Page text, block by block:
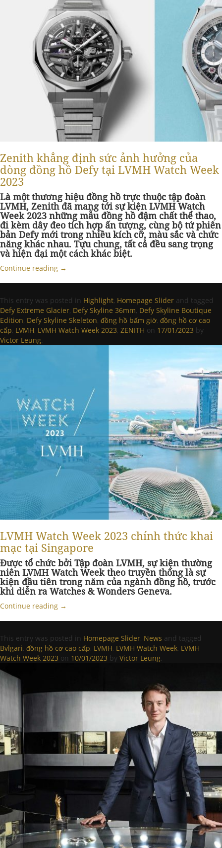
Zenith khẳng định sức ảnh hưởng của
dòng đồng hồ Defy tại LVMH Watch Week
2023
Là một thương hiệu đồng hồ trực thuộc tập đoàn
LVMH, Zenith đã mang tới sự kiện LVMH Watch
Week 2023 những mẫu đồng hồ đậm chất thể thao,
đi kèm dây đeo tích hợp ấn tượng, cùng bộ tứ phiên
bản Defy mới trong nhiều kích cỡ, màu sắc và chức
năng khác nhau. Tựu chung, tất cả đều sang trọng
và hiện đại một cách khác biệt.
Continue reading →
This entry was posted in Highlight, Homepage Slider and tagged
Defy Extreme Glacier, Defy Skyline 36mm, Defy Skyline Boutique
Edition, Defy Skyline Skeleton, đồng hồ bấm giờ, đồng hồ cơ cao
cấp, LVMH, LVMH Watch Week 2023, ZENITH on 17/01/2023 by
Victor Leung.
LVMH Watch Week 2023 chính thức khai
mạc tại Singapore
Được tổ chức bởi Tập đoàn LVMH, sự kiện thường
niên LVMH Watch Week theo truyền thống là sự
kiện đầu tiên trong năm của ngành đồng hồ, trước
khi diễn ra Watches & Wonders Geneva.
Continue reading →
This entry was posted in Homepage Slider, News and tagged
Bvlgari, đồng hồ cơ cao cấp, LVMH, LVMH Watch Week, LVMH
Watch Week 2023 on 10/01/2023 by Victor Leung.